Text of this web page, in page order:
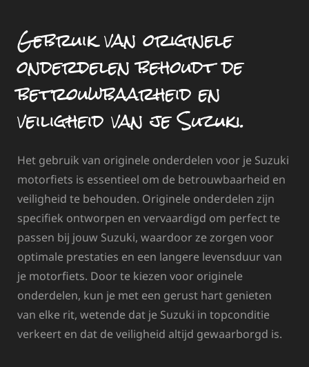
Gebruik van originele
onderdelen behoudt de
betrouwbaarheid en
veiligheid van je Suzuki.
Het gebruik van originele onderdelen voor je Suzuki
motorfiets is essentieel om de betrouwbaarheid en
veiligheid te behouden. Originele onderdelen zijn
specifiek ontworpen en vervaardigd om perfect te
passen bij jouw Suzuki, waardoor ze zorgen voor
optimale prestaties en een langere levensduur van
je motorfiets. Door te kiezen voor originele
onderdelen, kun je met een gerust hart genieten
van elke rit, wetende dat je Suzuki in topconditie
verkeert en dat de veiligheid altijd gewaarborgd is.